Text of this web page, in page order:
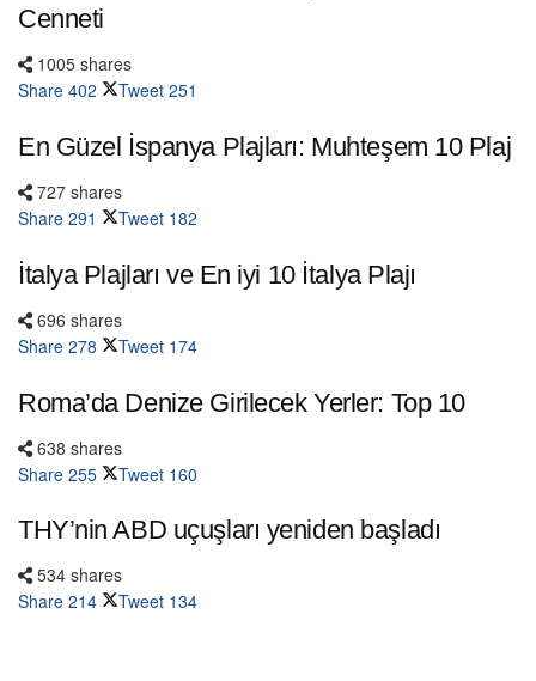
Cenneti
1005 shares
Share 402 Tweet 251
En Güzel İspanya Plajları: Muhteşem 10 Plaj
727 shares
Share 291 Tweet 182
İtalya Plajları ve En iyi 10 İtalya Plajı
696 shares
Share 278 Tweet 174
Roma’da Denize Girilecek Yerler: Top 10
638 shares
Share 255 Tweet 160
THY’nin ABD uçuşları yeniden başladı
534 shares
Share 214 Tweet 134